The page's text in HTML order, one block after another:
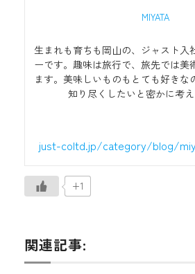
MIYATA
生まれも育ちも岡山の、ジャスト入
ーです。趣味は旅行で、旅先では美
ます。美味しいものもとても好きな
知り尽くしたいと密かに考え
just-coltd.jp/category/blog/
+1
関連記事: